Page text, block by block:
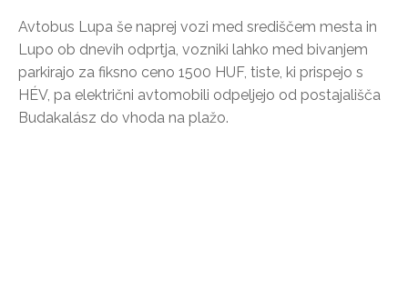
Avtobus Lupa še naprej vozi med središčem mesta in
Lupo ob dnevih odprtja, vozniki lahko med bivanjem
parkirajo za fiksno ceno 1500 HUF, tiste, ki prispejo s
HÉV, pa električni avtomobili odpeljejo od postajališča
Budakalász do vhoda na plažo.